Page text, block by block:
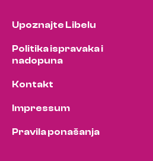
Upoznajte Libelu
Politika ispravaka i
nadopuna
Kontakt
Impressum
Pravila ponašanja